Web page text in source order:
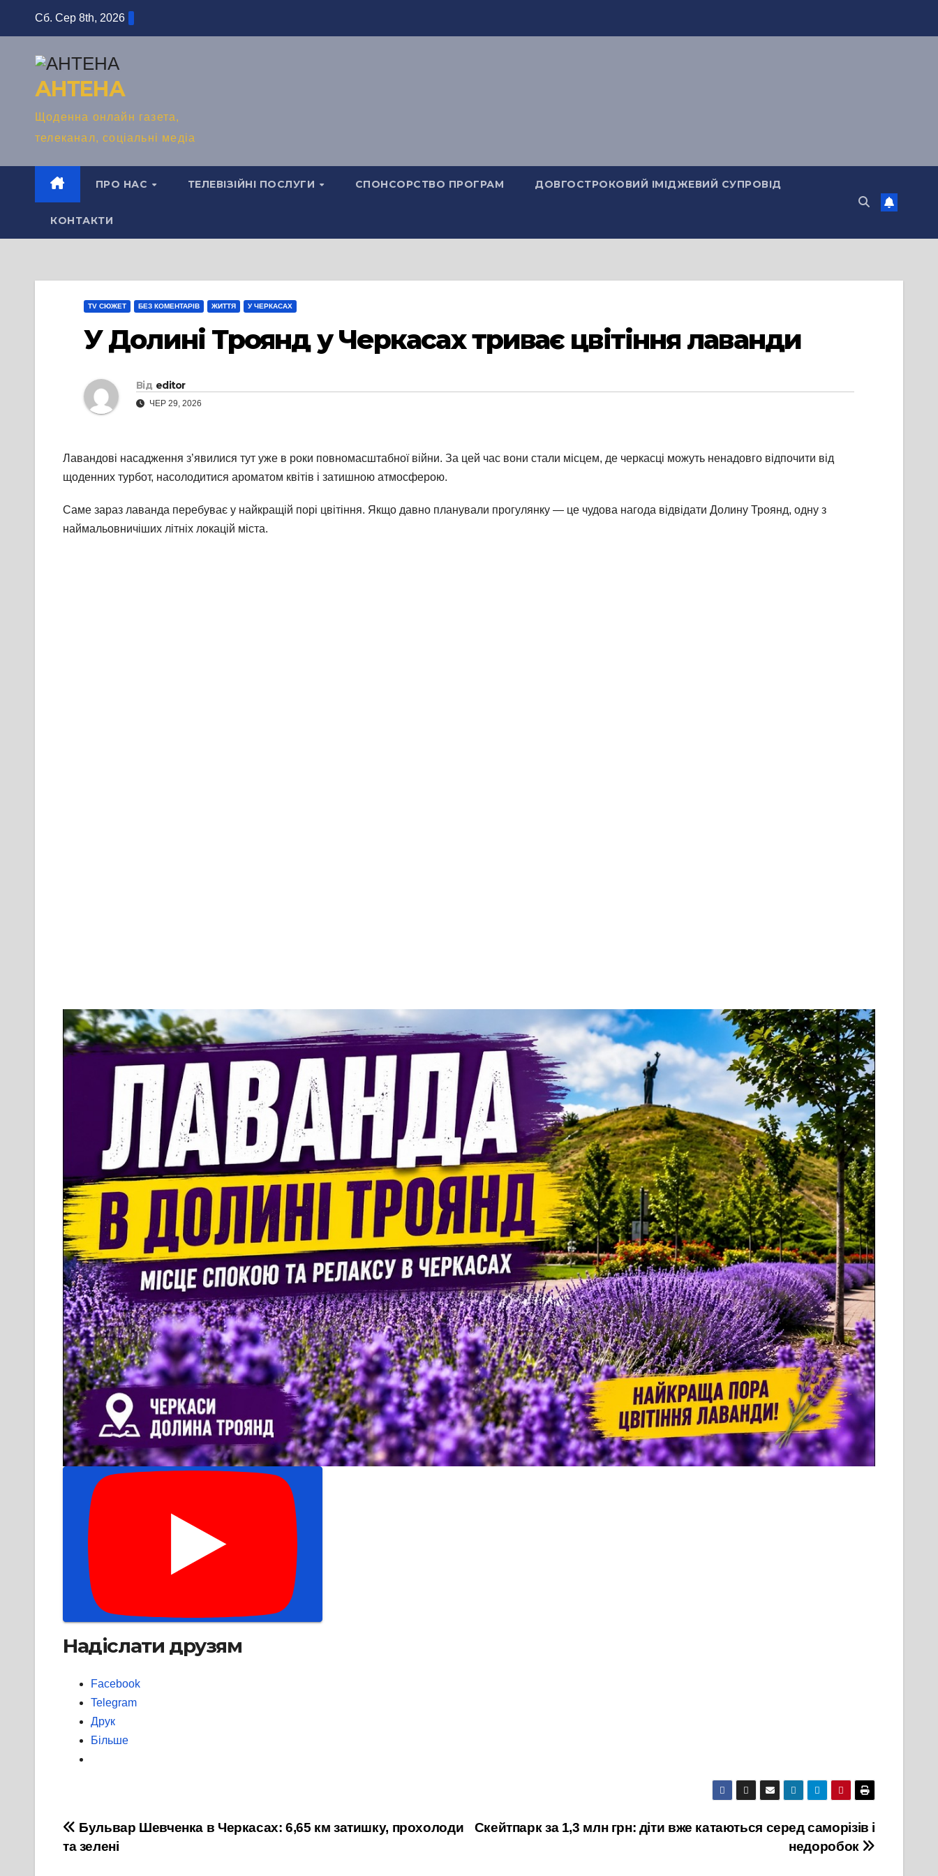
Сб. Сер 8th, 2026
АНТЕНА
Щоденна онлайн газета,
телеканал, соціальні медіа
ПРО НАС ТЕЛЕВІЗІЙНІ ПОСЛУГИ СПОНСОРСТВО ПРОГРАМ ДОВГОСТРОКОВИЙ ІМІДЖЕВИЙ СУПРОВІД
КОНТАКТИ
TV СЮЖЕТ БЕЗ КОМЕНТАРІВ ЖИТТЯ У ЧЕРКАСАХ
У Долині Троянд у Черкасах триває цвітіння лаванди
Від editor
ЧЕР 29, 2026
Лавандові насадження з’явилися тут уже в роки повномасштабної війни. За цей час вони стали місцем, де черкасці можуть ненадовго відпочити від
щоденних турбот, насолодитися ароматом квітів і затишною атмосферою.
Саме зараз лаванда перебуває у найкращій порі цвітіння. Якщо давно планували прогулянку — це чудова нагода відвідати Долину Троянд, одну з
наймальовничіших літніх локацій міста.
Надіслати друзям
Facebook
Telegram
Друк
Більше
Навігація
Скейтпарк за 1,3 млн грн: діти вже катаються серед саморізів і
недоробок
Бульвар Шевченка в Черкасах: 6,65 км затишку, прохолоди
та зелені